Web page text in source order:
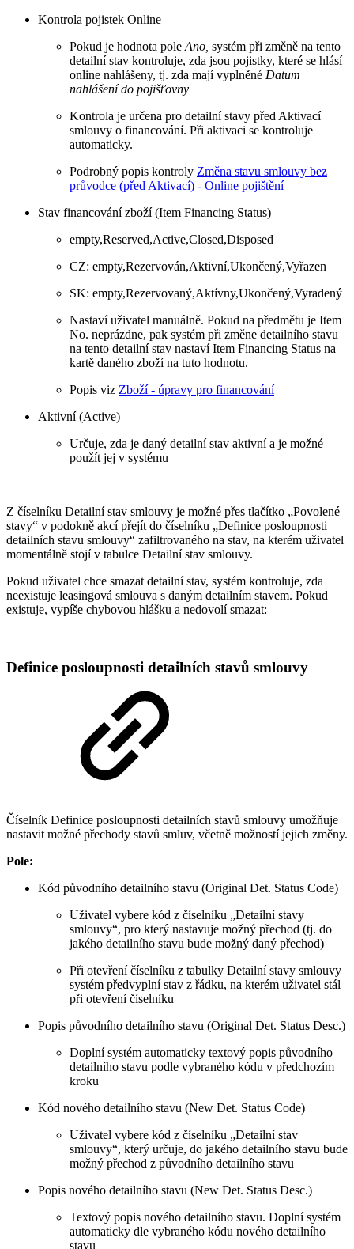
Kontrola pojistek Online
Pokud je hodnota pole Ano, systém při změně na tento
detailní stav kontroluje, zda jsou pojistky, které se hlásí
online nahlášeny, tj. zda mají vyplněné Datum
nahlášení do pojišťovny
Kontrola je určena pro detailní stavy před Aktivací
smlouvy o financování. Při aktivaci se kontroluje
automaticky.
Podrobný popis kontroly Změna stavu smlouvy bez
průvodce (před Aktivací) - Online pojištění
Stav financování zboží (Item Financing Status)
empty,Reserved,Active,Closed,Disposed
CZ: empty,Rezervován,Aktivní,Ukončený,Vyřazen
SK: empty,Rezervovaný,Aktívny,Ukončený,Vyradený
Nastaví uživatel manuálně. Pokud na předmětu je Item
No. neprázdne, pak systém při změne detailního stavu
na tento detailní stav nastaví Item Financing Status na
kartě daného zboží na tuto hodnotu.
Popis viz Zboží - úpravy pro financování
Aktivní (Active)
Určuje, zda je daný detailní stav aktivní a je možné
použít jej v systému
Z číselníku Detailní stav smlouvy je možné přes tlačítko „Povolené
stavy“ v podokně akcí přejít do číselníku „Definice posloupnosti
detailních stavu smlouvy“ zafiltrovaného na stav, na kterém uživatel
momentálně stojí v tabulce Detailní stav smlouvy.
Pokud uživatel chce smazat detailní stav, systém kontroluje, zda
neexistuje leasingová smlouva s daným detailním stavem. Pokud
existuje, vypíše chybovou hlášku a nedovolí smazat:
Definice posloupnosti detailních stavů smlouvy
Číselník Definice posloupnosti detailních stavů smlouvy umožňuje
nastavit možné přechody stavů smluv, včetně možností jejich změny.
Pole:
Kód původního detailního stavu (Original Det. Status Code)
Uživatel vybere kód z číselníku „Detailní stavy
smlouvy“, pro který nastavuje možný přechod (tj. do
jakého detailního stavu bude možný daný přechod)
Při otevření číselníku z tabulky Detailní stavy smlouvy
systém předvyplní stav z řádku, na kterém uživatel stál
při otevření číselníku
Popis původního detailního stavu (Original Det. Status Desc.)
Doplní systém automaticky textový popis původního
detailního stavu podle vybraného kódu v předchozím
kroku
Kód nového detailního stavu (New Det. Status Code)
Uživatel vybere kód z číselníku „Detailní stav
smlouvy“, který určuje, do jakého detailního stavu bude
možný přechod z původního detailního stavu
Popis nového detailního stavu (New Det. Status Desc.)
Textový popis nového detailního stavu. Doplní systém
automaticky dle vybraného kódu nového detailního
stavu